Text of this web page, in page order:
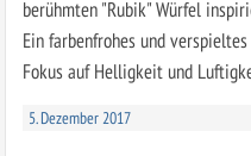
berühmten "Rubik" Würfel
Ein farbenfrohes und
Fokus auf Helligkeit und
5. Dezember 2017